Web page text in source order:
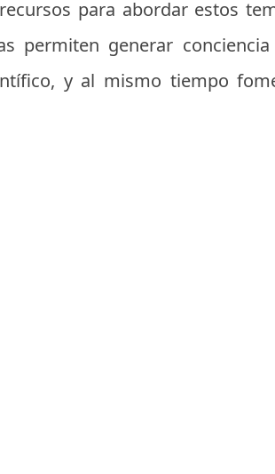
para abordar estos
permiten generar
y al mismo tiempo